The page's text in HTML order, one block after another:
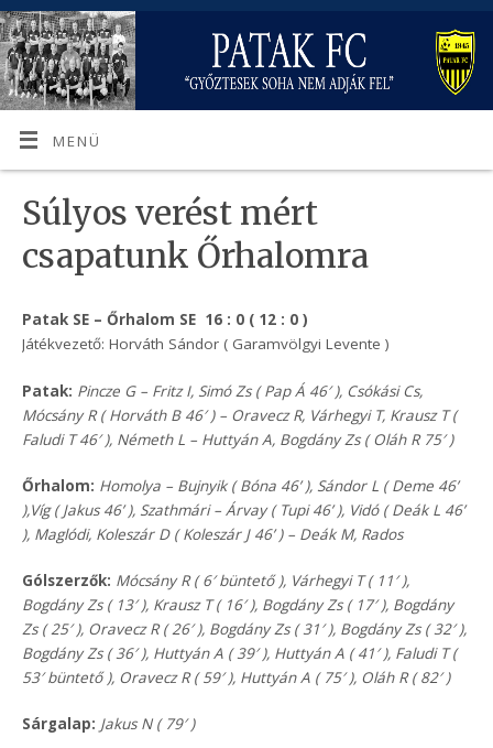
MENÜ
Súlyos verést mért
csapatunk Őrhalomra
Patak SE – Őrhalom SE 16 : 0 ( 12 : 0 )
Játékvezető: Horváth Sándor ( Garamvölgyi Levente )
Patak: Pincze G – Fritz I, Simó Zs ( Pap Á 46′ ), Csókási Cs,
Mócsány R ( Horváth B 46′ ) – Oravecz R, Várhegyi T, Krausz T (
Faludi T 46′ ), Németh L – Huttyán A, Bogdány Zs ( Oláh R 75′ )
Őrhalom: Homolya – Bujnyik ( Bóna 46’ ), Sándor L ( Deme 46’
),Víg ( Jakus 46’ ), Szathmári – Árvay ( Tupi 46’ ), Vidó ( Deák L 46’
), Maglódi, Koleszár D ( Koleszár J 46’ ) – Deák M, Rados
Gólszerzők: Mócsány R ( 6′ büntető ), Várhegyi T ( 11′ ),
Bogdány Zs ( 13′ ), Krausz T ( 16′ ), Bogdány Zs ( 17′ ), Bogdány
Zs ( 25′ ), Oravecz R ( 26′ ), Bogdány Zs ( 31′ ), Bogdány Zs ( 32′ ),
Bogdány Zs ( 36′ ), Huttyán A ( 39′ ), Huttyán A ( 41′ ), Faludi T (
53′ büntető ), Oravecz R ( 59′ ), Huttyán A ( 75′ ), Oláh R ( 82′ )
Sárgalap: Jakus N ( 79′ )